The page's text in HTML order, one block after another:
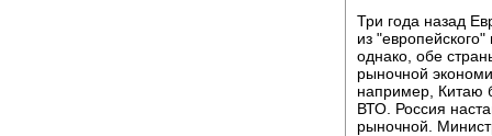
Три года назад
из
однако, обе
рыночной
например, Китаю
ВТО. Россия
рыночной.